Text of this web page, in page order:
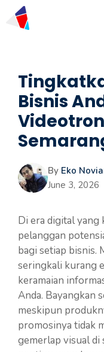
Bisnis
Videotron
By Eko
June 3, 2026
Di era digital
pelanggan
bagi setiap bisnis.
seringkali kurang
keramaian
Anda. Bayangkan
meskipun
promosinya tidak
gemerlap visual di